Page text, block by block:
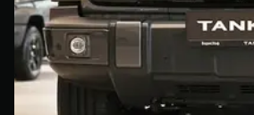
TANK Финансы
Корпоративным клиентам
TANK ФИНАНСЫ
Сервис
Специальные предложения
Моторные масла